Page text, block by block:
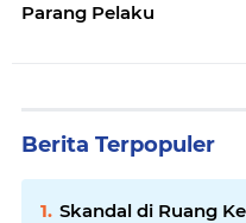
Parang Pelaku
Berita Terpopuler
Skandal di Ruang